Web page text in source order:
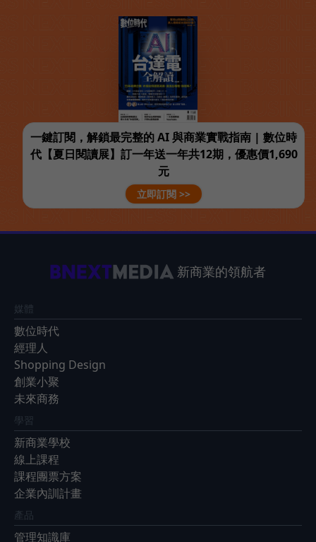
一鍵訂閱，解鎖最完整的 AI 與商業實戰指南 | 數位時
代【夏日閱讀展】訂一年送一年共12期，優惠價1,690
元
立即訂閱 >>
新商業的領航者
媒體
數位時代
經理人
Shopping Design
創業小聚
未來商務
學習
新商業學校
線上課程
課程團票方案
企業內訓計畫
產品
管理知識庫